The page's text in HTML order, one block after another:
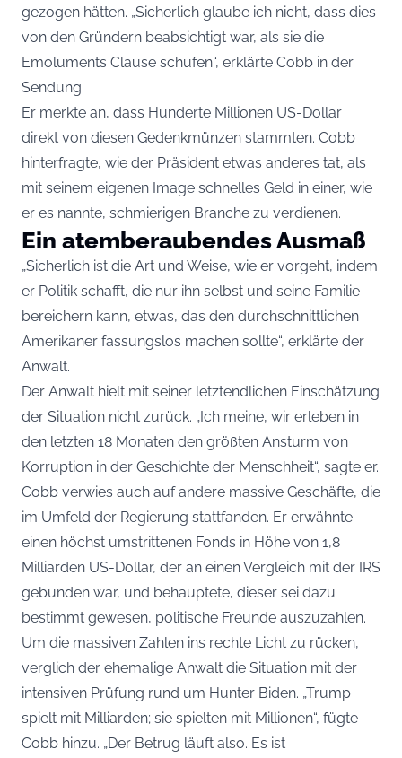
gezogen hätten. „Sicherlich glaube ich nicht, dass dies
von den Gründern beabsichtigt war, als sie die
Emoluments Clause schufen“, erklärte Cobb in der
Sendung.
Er merkte an, dass Hunderte Millionen US-Dollar
direkt von diesen Gedenkmünzen stammten. Cobb
hinterfragte, wie der Präsident etwas anderes tat, als
mit seinem eigenen Image schnelles Geld in einer, wie
er es nannte, schmierigen Branche zu verdienen.
Ein atemberaubendes Ausmaß
„Sicherlich ist die Art und Weise, wie er vorgeht, indem
er Politik schafft, die nur ihn selbst und seine Familie
bereichern kann, etwas, das den durchschnittlichen
Amerikaner fassungslos machen sollte“, erklärte der
Anwalt.
Der Anwalt hielt mit seiner letztendlichen Einschätzung
der Situation nicht zurück. „Ich meine, wir erleben in
den letzten 18 Monaten den größten Ansturm von
Korruption in der Geschichte der Menschheit“, sagte er.
Cobb verwies auch auf andere massive Geschäfte, die
im Umfeld der Regierung stattfanden. Er erwähnte
einen höchst umstrittenen Fonds in Höhe von 1,8
Milliarden US-Dollar, der an einen Vergleich mit der IRS
gebunden war, und behauptete, dieser sei dazu
bestimmt gewesen, politische Freunde auszuzahlen.
Um die massiven Zahlen ins rechte Licht zu rücken,
verglich der ehemalige Anwalt die Situation mit der
intensiven Prüfung rund um Hunter Biden. „Trump
spielt mit Milliarden; sie spielten mit Millionen“, fügte
Cobb hinzu. „Der Betrug läuft also. Es ist